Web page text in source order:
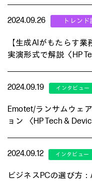
2024.09.26
【生成AIがもたらす
実演形式で解説〈HP
2024.09.19
Emotet/ランサムウェ
ョン 〈HP Tech &
2024.09.12
ビジネスPCの選び方